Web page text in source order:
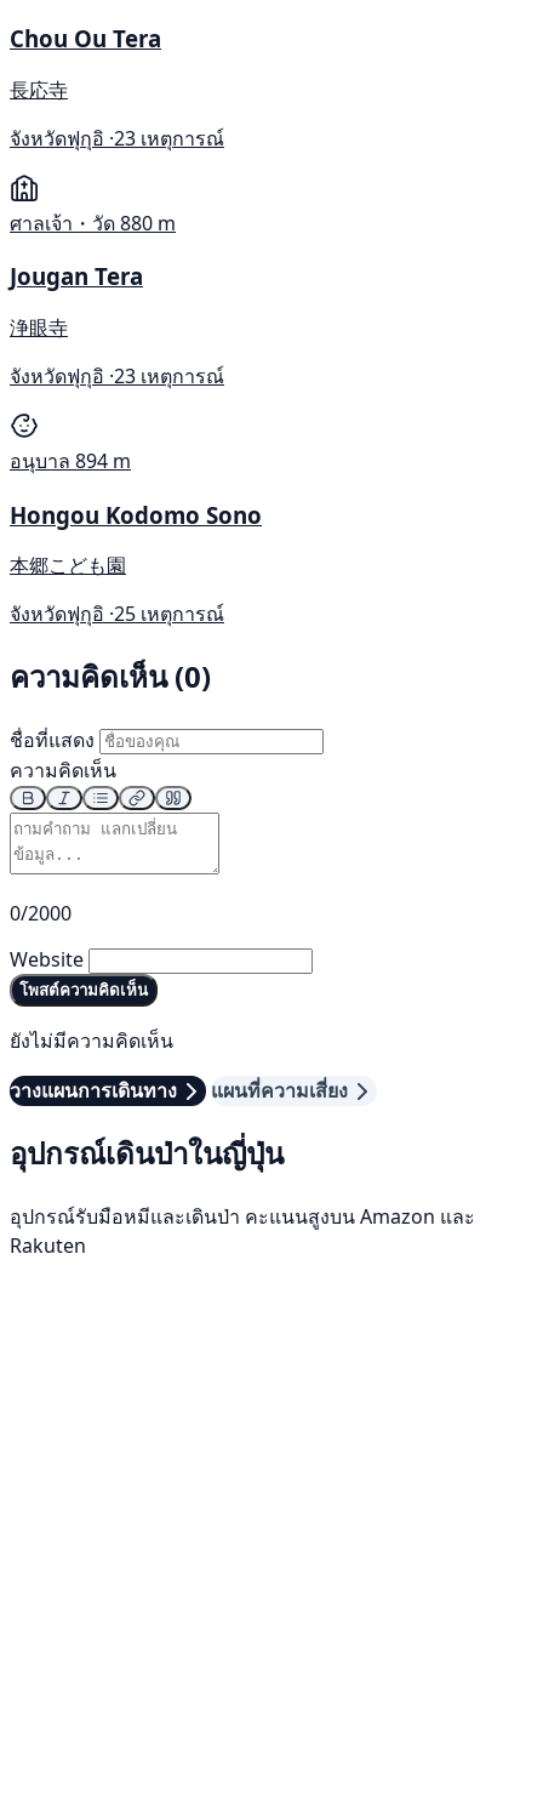
Chou Ou Tera
長応寺
จังหวัดฟุกุอิ ·23 เหตุการณ์
ศาลเจ้า・วัด880 m
Jougan Tera
浄眼寺
จังหวัดฟุกุอิ ·23 เหตุการณ์
อนุบาล 894 m
Hongou Kodomo Sono
本郷こども園
จังหวัดฟุกุอิ ·25 เหตุการณ์
ความคิดเห็น (0)
ชื่อที่แสดง
ความคิดเห็น
0/2000
Website
โพสต์ความคิดเห็น
ยังไม่มีความคิดเห็น
วางแผนการเดินทาง
แผนที่ความเสี่ยง
อุปกรณ์เดินป่าในญี่ปุ่น
อุปกรณ์รับมือหมีและเดินป่า คะแนนสูงบน Amazon และ
Rakuten